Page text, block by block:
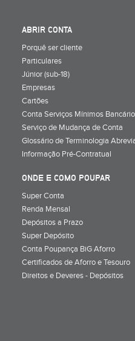
ABRIR CONTA
Porquê ser cliente
Particulares
Júnior (sub-18)
Empresas
Cartões
Conta Serviços Mínimos
Serviço de Mudança de Conta
Glossário de Terminologia
Informação Pré-Contratual
ONDE E COMO POUPAR
Super Conta
Renda Mensal
Depósitos a Prazo
Super Depósito
Conta Poupança BiG Aforro
Certificados de Aforro e Tesouro
Direitos e Deveres - Depósitos